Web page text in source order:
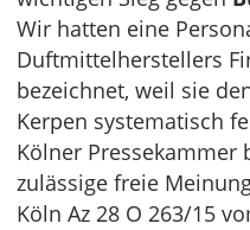
Wir hatten eine
Duftmittelherstellers
bezeichnet, weil sie
Kerpen systematisch
Kölner Pressekammer
zulässige freie
Köln Az 28 O 263/15